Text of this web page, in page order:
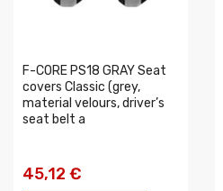
F-CORE PS18 GRAY Seat
covers Classic (grey,
material velours, driver’s
seat belt a
45,12 €